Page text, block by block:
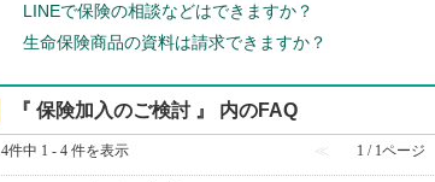
LINEで保険の相談などはできますか？
生命保険商品の資料は請求できますか？
『 保険加入のご検討 』 内のFAQ
4件中 1 - 4 件を表示 ≪ 1 / 1ページ